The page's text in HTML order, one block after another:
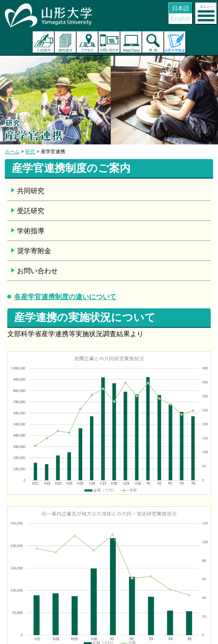
日本語
English
ホーム > 研究 > 産学官連携
産学官連携制度のご案内
共同研究
受託研究
学術指導
奨学寄附金
お問い合わせ
各産学官連携制度の違いについて
産学連携の実施状況について
文部科学省産学連携等実施状況調査結果より